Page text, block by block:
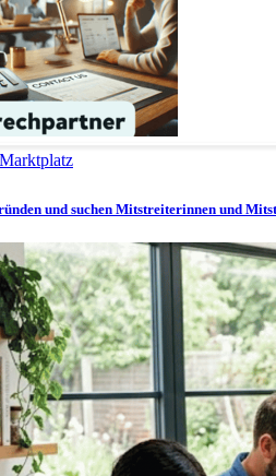
und suchen Mitstreiterinnen und